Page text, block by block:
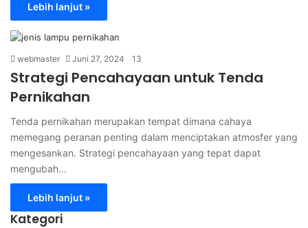
Lebih lanjut »
webmaster Juni 27, 2024 13
Strategi Pencahayaan untuk Tenda
Pernikahan
Tenda pernikahan merupakan tempat dimana cahaya
memegang peranan penting dalam menciptakan atmosfer yang
mengesankan. Strategi pencahayaan yang tepat dapat
mengubah…
Lebih lanjut »
Kategori